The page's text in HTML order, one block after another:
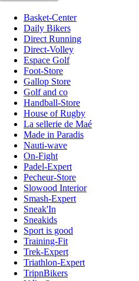
Basket-Center
Daily Bikers
Direct Running
Direct-Volley
Espace Golf
Foot-Store
Gallop Store
Golf and co
Handball-Store
House of Rugby
La sellerie de Maé
Made in Paradis
Nauti-wave
On-Fight
Padel-Expert
Pecheur-Store
Slowood Interior
Smash-Expert
Sneak'In
Sneakids
Sport is good
Training-Fit
Trek-Expert
Triathlon-Expert
TripnBikers